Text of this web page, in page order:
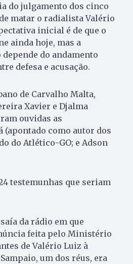
do julgamento dos cinco
matar o radialista Valério
inicial é de que o
ainda hoje, mas a
do andamento
defesa e acusação.
de Carvalho Malta,
Xavier e Djalma
ouvidas as
(apontado como autor dos
do Atlético-GO; e Adson
testemunhas que seriam
da rádio em que
feita pelo Ministério
de Valério Luiz à
um dos réus, era